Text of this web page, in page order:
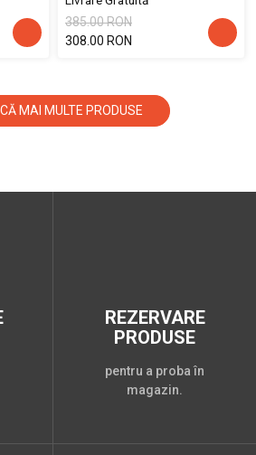
385.00 RON
308.00 RON
MAI MULTE PRODUSE
REZERVARE
PRODUSE
pentru a proba în
magazin.